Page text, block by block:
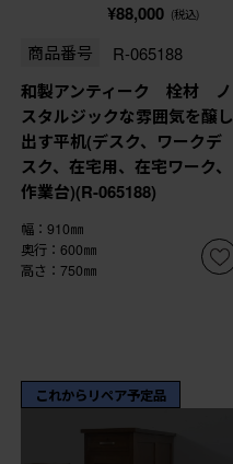
¥88,000 (税込)
商品番号 R-065188
和製アンティーク 栓材 ノ
スタルジックな雰囲気を醸し
出す平机(デスク、ワークデ
スク、在宅用、在宅ワーク、
作業台)(R-065188)
幅：910㎜
奥行：600㎜
高さ：750㎜
これからリペア予定品